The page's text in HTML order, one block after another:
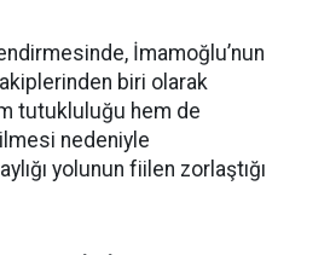
İmamoğlu’nun
biri olarak
tutukluluğu hem de
nedeniyle
yolunun fiilen zorlaştığı